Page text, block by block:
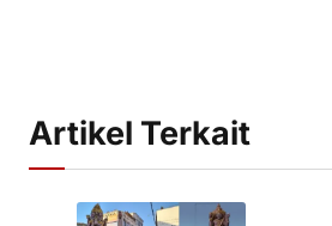
Artikel Terkait